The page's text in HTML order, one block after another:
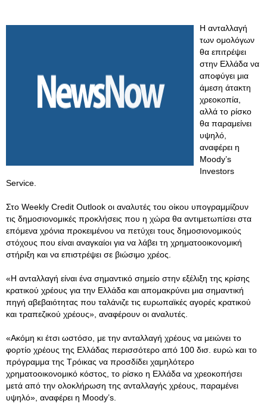
Η ανταλλαγή
των ομολόγων
θα επιτρέψει
στην Ελλάδα να
αποφύγει μια
άμεση άτακτη
χρεοκοπία,
αλλά το ρίσκο
θα παραμείνει
υψηλό,
αναφέρει η
Moody’s
Investors
Service.
Στο Weekly Credit Outlook οι αναλυτές του οίκου υπογραμμίζουν
τις δημοσιονομικές προκλήσεις που η χώρα θα αντιμετωπίσει στα
επόμενα χρόνια προκειμένου να πετύχει τους δημοσιονομικούς
στόχους που είναι αναγκαίοι για να λάβει τη χρηματοοικονομική
στήριξη και να επιστρέψει σε βιώσιμο χρέος.
«Η ανταλλαγή είναι ένα σημαντικό σημείο στην εξέλιξη της κρίσης
κρατικού χρέους για την Ελλάδα και απομακρύνει μια σημαντική
πηγή αβεβαιότητας που ταλάνιζε τις ευρωπαϊκές αγορές κρατικού
και τραπεζικού χρέους», αναφέρουν οι αναλυτές.
«Ακόμη κι έτσι ωστόσο, με την ανταλλαγή χρέους να μειώνει το
φορτίο χρέους της Ελλάδας περισσότερο από 100 δισ. ευρώ και το
πρόγραμμα της Τρόικας να προσδίδει χαμηλότερο
χρηματοοικονομικό κόστος, το ρίσκο η Ελλάδα να χρεοκοπήσει
μετά από την ολοκλήρωση της ανταλλαγής χρέους, παραμένει
υψηλό», αναφέρει η Moody’s.